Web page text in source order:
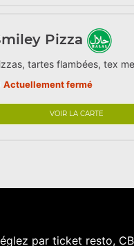
Pizza
tartes flambées, tex
Actuellement fermé
VOIR LA CARTE
par ticket resto,